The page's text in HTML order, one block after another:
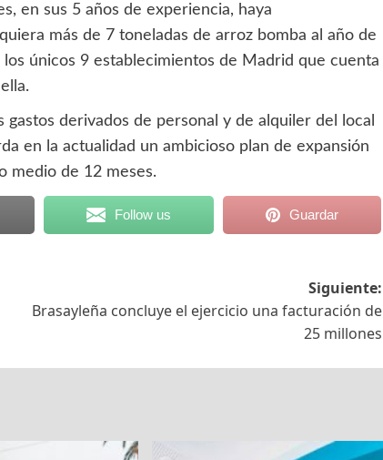
en sus 5 años de experiencia, haya
más de 7 toneladas de arroz bomba al año de
únicos 9 establecimientos de Madrid que cuenta
derivados de personal y de alquiler del local
en la actualidad un ambicioso plan de expansión
medio de 12 meses.
Follow us Guardar
Siguiente:
Brasayleña concluye el ejercicio una facturación de
25 millones